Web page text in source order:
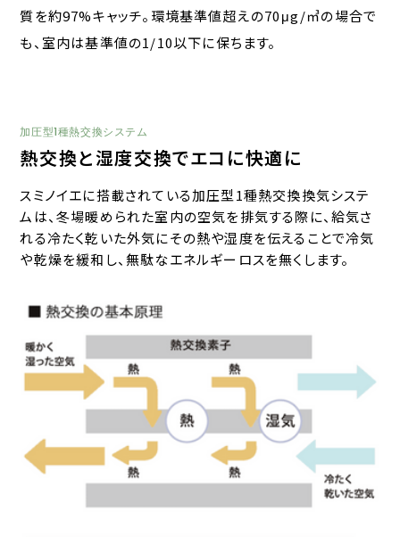
質を約97%キャッチ。環境基準値超えの70μg/㎥の場合で
も、室内は基準値の1/10以下に保ちます。
加圧型1種熱交換システム
熱交換と湿度交換でエコに快適に
スミノイエに搭載されている加圧型1種熱交換換気システ
ムは、冬場暖められた室内の空気を排気する際に、給気さ
れる冷たく乾いた外気にその熱や湿度を伝えることで冷気
や乾燥を緩和し、無駄なエネルギーロスを無くします。